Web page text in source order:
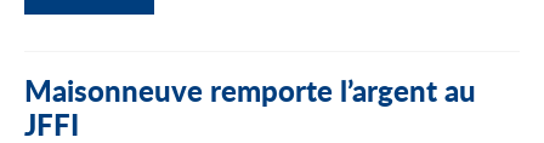
Maisonneuve remporte l’argent au
JFFI